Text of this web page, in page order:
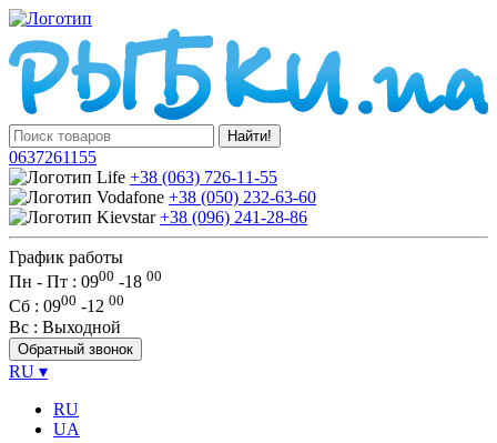
Найти!
0637261155
+38 (063) 726-11-55
+38 (050) 232-63-60
+38 (096) 241-28-86
График работы
Пн - Пт : 0900 -18 00
Сб : 0900 -12 00
Вс : Выходной
Обратный звонок
RU ▾
RU
UA